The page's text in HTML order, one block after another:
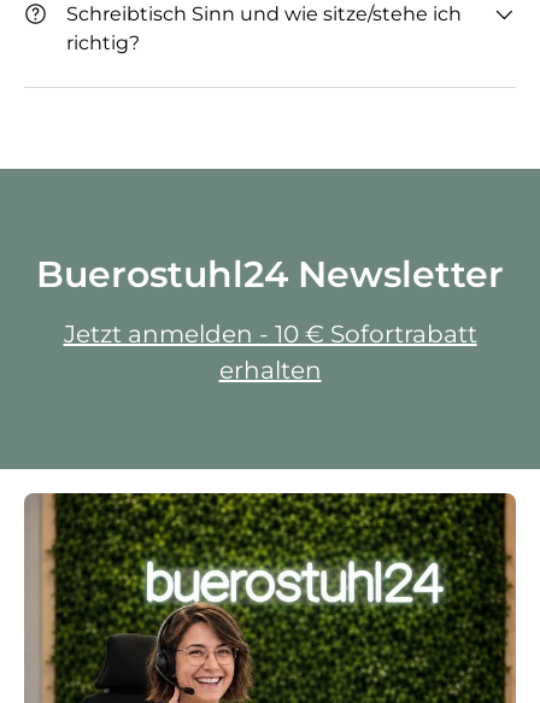
Schreibtisch Sinn und wie sitze/stehe ich
richtig?
Buerostuhl24 Newsletter
Jetzt anmelden - 10 € Sofortrabatt
erhalten